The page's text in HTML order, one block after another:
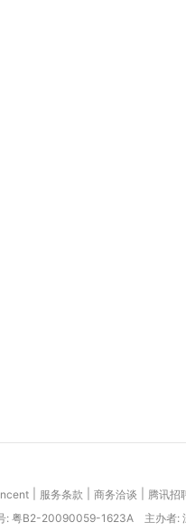
服务条款 商务洽谈
腾讯招
: 粤B2-20090059-1623A 主办者: